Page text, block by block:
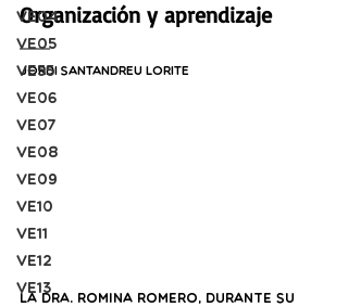
VE04
VE05
VE55
VE06
VE07
VE08
VE09
VE10
VE11
VE12
VE13
Organización y aprendizaje
Jordi Santandreu Lorite
La Dra. Romina Romero, durante su